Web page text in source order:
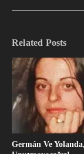
Related Posts
Germán Ve